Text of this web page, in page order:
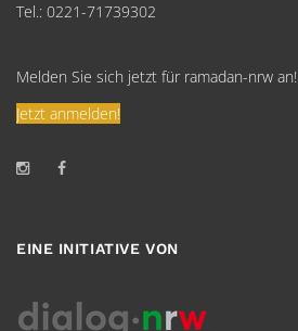
Tel.: 0221-71739302
Melden Sie sich jetzt für ramadan-nrw an!
Jetzt anmelden!
EINE INITIATIVE VON